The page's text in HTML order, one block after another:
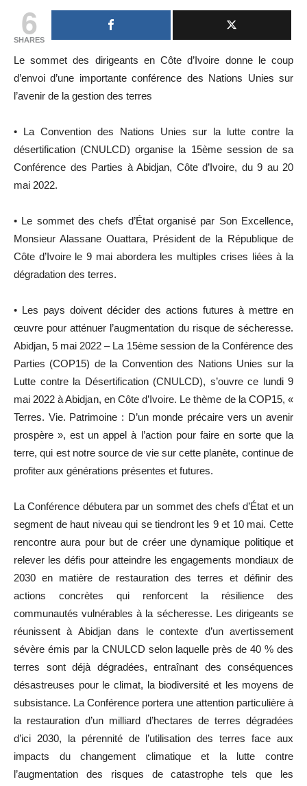
6
SHARES
Le sommet des dirigeants en Côte d’Ivoire donne le coup
d’envoi d’une importante conférence des Nations Unies sur
l’avenir de la gestion des terres
• La Convention des Nations Unies sur la lutte contre la
désertification (CNULCD) organise la 15ème session de sa
Conférence des Parties à Abidjan, Côte d’Ivoire, du 9 au 20
mai 2022.
• Le sommet des chefs d’État organisé par Son Excellence,
Monsieur Alassane Ouattara, Président de la République de
Côte d’Ivoire le 9 mai abordera les multiples crises liées à la
dégradation des terres.
• Les pays doivent décider des actions futures à mettre en
œuvre pour atténuer l’augmentation du risque de sécheresse.
Abidjan, 5 mai 2022 – La 15ème session de la Conférence des
Parties (COP15) de la Convention des Nations Unies sur la
Lutte contre la Désertification (CNULCD), s’ouvre ce lundi 9
mai 2022 à Abidjan, en Côte d’Ivoire. Le thème de la COP15, «
Terres. Vie. Patrimoine : D’un monde précaire vers un avenir
prospère », est un appel à l’action pour faire en sorte que la
terre, qui est notre source de vie sur cette planète, continue de
profiter aux générations présentes et futures.
La Conférence débutera par un sommet des chefs d’État et un
segment de haut niveau qui se tiendront les 9 et 10 mai. Cette
rencontre aura pour but de créer une dynamique politique et
relever les défis pour atteindre les engagements mondiaux de
2030 en matière de restauration des terres et définir des
actions concrètes qui renforcent la résilience des
communautés vulnérables à la sécheresse. Les dirigeants se
réunissent à Abidjan dans le contexte d’un avertissement
sévère émis par la CNULCD selon laquelle près de 40 % des
terres sont déjà dégradées, entraînant des conséquences
désastreuses pour le climat, la biodiversité et les moyens de
subsistance. La Conférence portera une attention particulière à
la restauration d’un milliard d’hectares de terres dégradées
d’ici 2030, la pérennité de l’utilisation des terres face aux
impacts du changement climatique et la lutte contre
l’augmentation des risques de catastrophe tels que les